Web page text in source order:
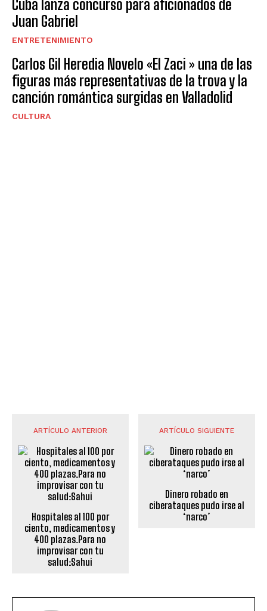
Cuba lanza concurso para aficionados de
Juan Gabriel
ENTRETENIMIENTO
Carlos Gil Heredia Novelo «El Zaci » una de las
figuras más representativas de la trova y la
canción romántica surgidas en Valladolid
CULTURA
ARTÍCULO ANTERIOR
Hospitales al 100 por
ciento, medicamentos y
400 plazas.Para no
improvisar con tu
salud:Sahui
ARTÍCULO SIGUIENTE
Dinero robado en
ciberataques pudo irse al
‘narco’